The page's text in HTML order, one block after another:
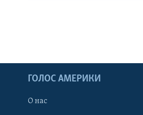
ГОЛОС АМЕРИКИ
О нас